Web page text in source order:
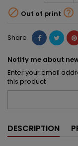
 Out of print 
Share
Notify me about
Enter your email
this product
DESCRIPTION